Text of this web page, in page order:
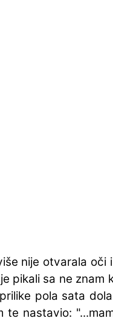
nije otvarala
pikali sa ne
pola sata
te nastavio: